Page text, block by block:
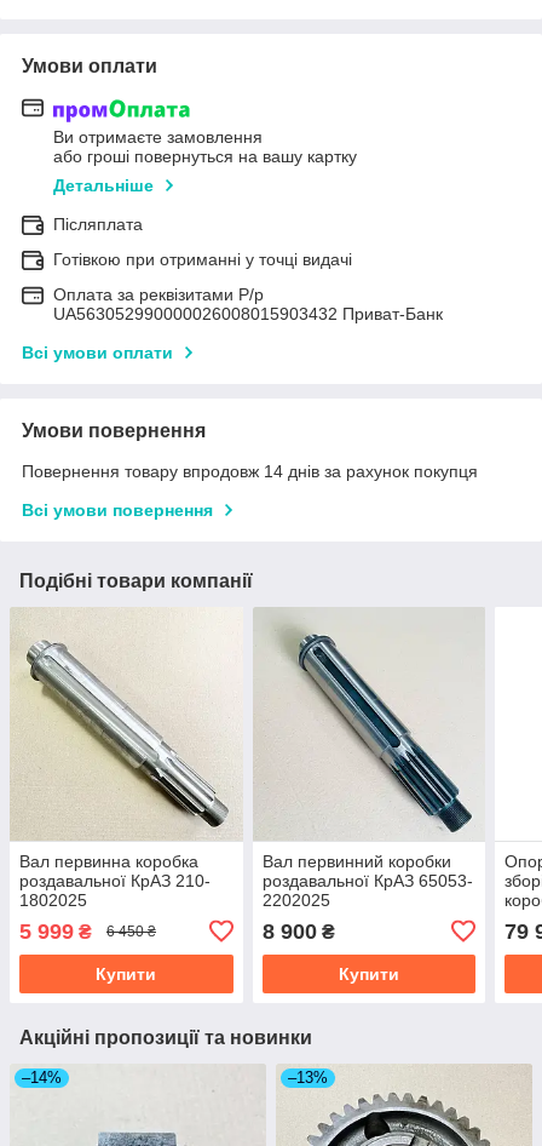
Умови оплати
Ви отримаєте замовлення
або гроші повернуться на вашу картку
Детальніше
Післяплата
Готівкою при отриманні у точці видачі
Оплата за реквізитами Р/р
UA563052990000026008015903432 Приват-Банк
Всі умови оплати
Умови повернення
Повернення товару впродовж 14 днів за рахунок покупця
Всі умови повернення
Подібні товари компанії
Вал первинна коробка
роздавальної КрАЗ 210-
1802025
5 999 ₴ 6 450 ₴
Купити
Вал первинний коробки
роздавальної КрАЗ 65053-
2202025
8 900₴
Купити
79
Акційні пропозиції та новинки
–14% –13%